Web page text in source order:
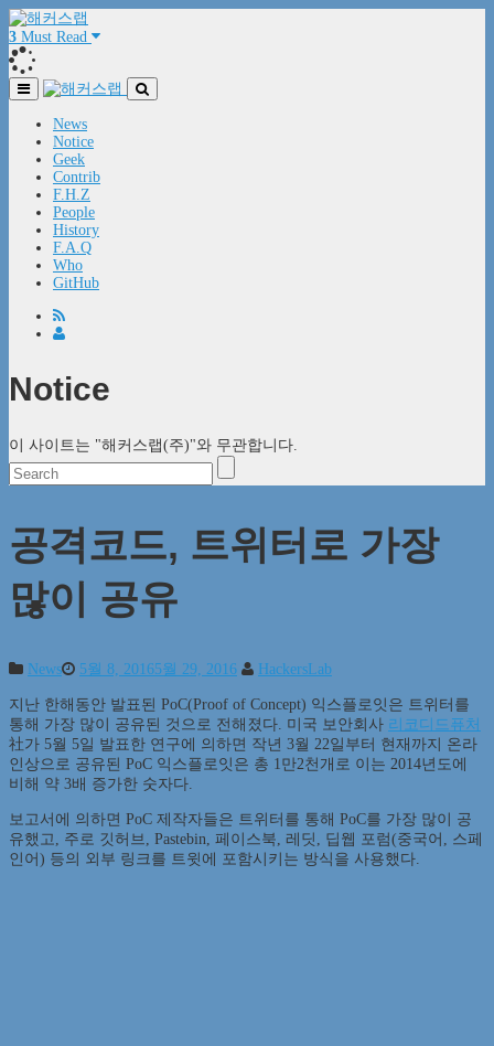
3 Must Read
News
Notice
Geek
Contrib
F.H.Z
People
History
F.A.Q
Who
GitHub
Notice
이 사이트는 "해커스랩(주)"와 무관합니다.
공격코드, 트위터로 가장
많이 공유
News 5월 8, 20165월 29, 2016 HackersLab
지난 한해동안 발표된 PoC(Proof of Concept) 익스플로잇은 트위터를
통해 가장 많이 공유된 것으로 전해졌다. 미국 보안회사 리코디드퓨처
社가 5월 5일 발표한 연구에 의하면 작년 3월 22일부터 현재까지 온라
인상으로 공유된 PoC 익스플로잇은 총 1만2천개로 이는 2014년도에
비해 약 3배 증가한 숫자다.
보고서에 의하면 PoC 제작자들은 트위터를 통해 PoC를 가장 많이 공
유했고, 주로 깃허브, Pastebin, 페이스북, 레딧, 딥웹 포럼(중국어, 스페
인어) 등의 외부 링크를 트윗에 포함시키는 방식을 사용했다.